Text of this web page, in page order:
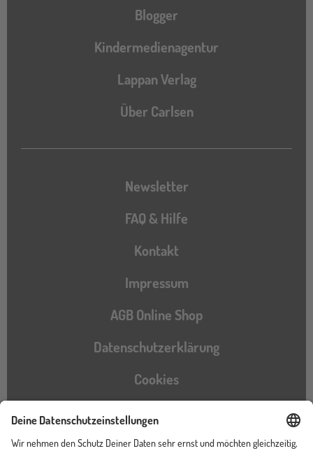
Blogger
Kindermedienagentur
Lappan Verlag
Über Carlsen
Newsletter
FAQ & Hilfe
Kontakt
Impressum
AGB Online Shop
Datenschutzerklärung
Cookies
Barrierefreiheitserklärung